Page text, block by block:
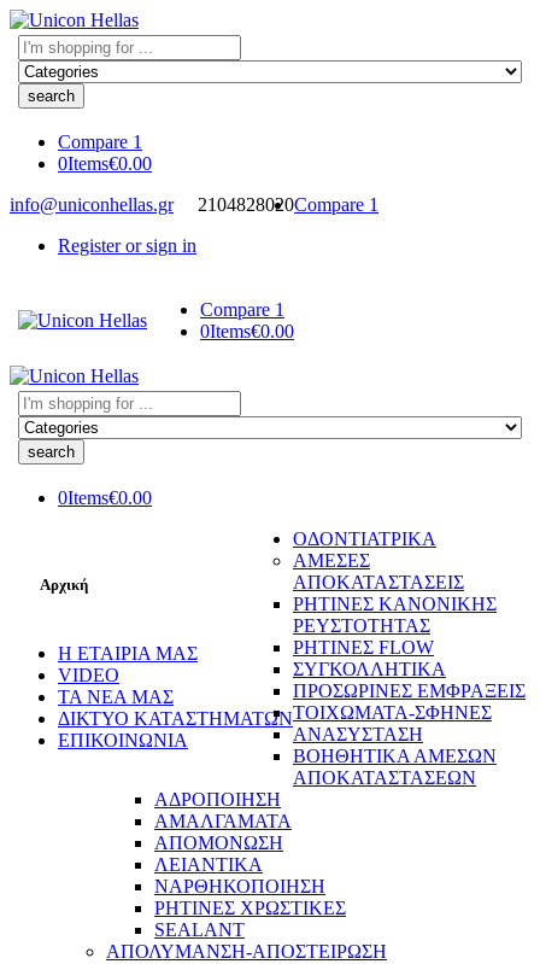
Search
here
Compare 1
0Items€0.00
info@uniconhellas.gr
2104828020Compare 1
Register or sign in
Compare 1
0Items€0.00
Search
here
0Items€0.00
Αρχική
Η ΕΤΑΙΡΙΑ ΜΑΣ
VIDEO
ΤΑ ΝΕΑ ΜΑΣ
ΔΙΚΤΥΟ ΚΑΤΑΣΤΗΜΑΤΩΝ
ΕΠΙΚΟΙΝΩΝΙΑ
ΟΔΟΝΤΙΑΤΡΙΚΑ
ΑΜΕΣΕΣ
ΑΠΟΚΑΤΑΣΤΑΣΕΙΣ
ΡΗΤΙΝΕΣ ΚΑΝΟΝΙΚΗΣ
ΡΕΥΣΤΟΤΗΤΑΣ
ΡΗΤΙΝΕΣ FLOW
ΣΥΓΚΟΛΛΗΤΙΚΑ
ΠΡΟΣΩΡΙΝΕΣ ΕΜΦΡΑΞΕΙΣ
ΤΟΙΧΩΜΑΤΑ-ΣΦΗΝΕΣ
ΑΝΑΣΥΣΤΑΣΗ
ΒΟΗΘΗΤΙΚΑ ΑΜΕΣΩΝ
ΑΠΟΚΑΤΑΣΤΑΣΕΩΝ
ΑΔΡΟΠΟΙΗΣΗ
ΑΜΑΛΓΑΜΑΤΑ
ΑΠΟΜΟΝΩΣΗ
ΛΕΙΑΝΤΙΚΑ
ΝΑΡΘΗΚΟΠΟΙΗΣΗ
ΡΗΤΙΝΕΣ ΧΡΩΣΤΙΚΕΣ
SEALANT
ΑΠΟΛΥΜΑΝΣΗ-ΑΠΟΣΤΕΙΡΩΣΗ